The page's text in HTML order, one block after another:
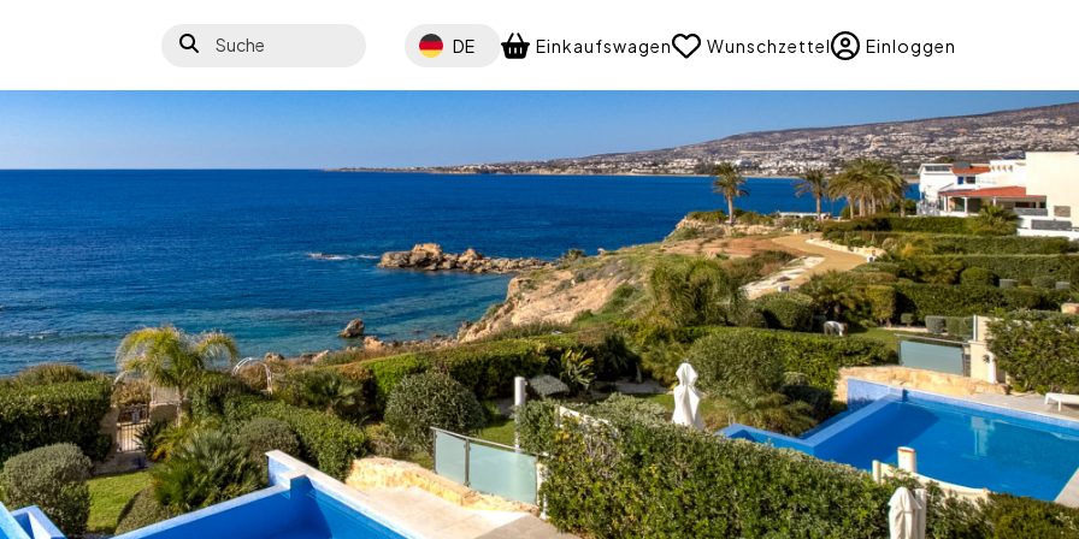
Suche Select your language
DE Einkaufswagen Wunschzettel Einloggen